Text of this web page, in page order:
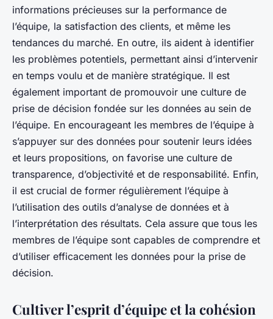
informations précieuses sur la performance de
l’équipe, la satisfaction des clients, et même les
tendances du marché. En outre, ils aident à identifier
les problèmes potentiels, permettant ainsi d’intervenir
en temps voulu et de manière stratégique. Il est
également important de promouvoir une culture de
prise de décision fondée sur les données au sein de
l’équipe. En encourageant les membres de l’équipe à
s’appuyer sur des données pour soutenir leurs idées
et leurs propositions, on favorise une culture de
transparence, d’objectivité et de responsabilité. Enfin,
il est crucial de former régulièrement l’équipe à
l’utilisation des outils d’analyse de données et à
l’interprétation des résultats. Cela assure que tous les
membres de l’équipe sont capables de comprendre et
d’utiliser efficacement les données pour la prise de
décision.
Cultiver l’esprit d’équipe et la cohésion